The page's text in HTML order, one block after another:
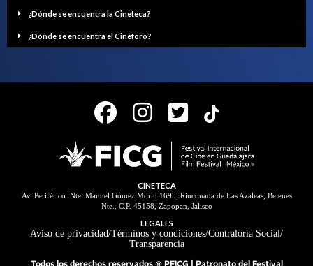
¿Dónde se encuentra la Cineteca?
¿Dónde se encuentra el Cineforo?
CINETECA
Av. Periférico. Nte. Manuel Gómez Morin 1695, Rinconada de Las Azaleas, Belenes
Nte., C.P. 45158, Zapopan, Jalisco
LEGALES
Aviso de privacidad/Términos y condiciones/Contraloría Social/
Transparencia